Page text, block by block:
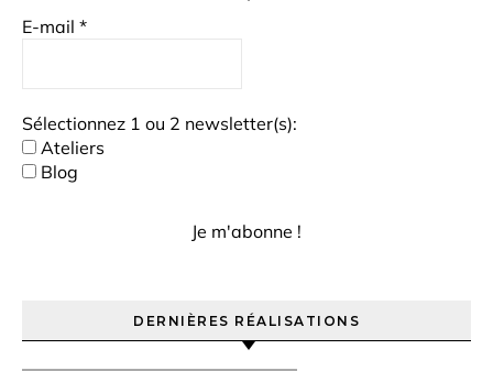
E-mail *
Sélectionnez 1 ou 2 newsletter(s):
Ateliers
Blog
DERNIÈRES RÉALISATIONS